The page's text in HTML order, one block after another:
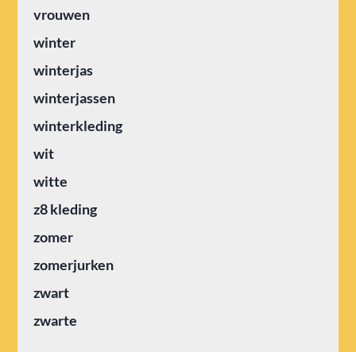
vrouwen
winter
winterjas
winterjassen
winterkleding
wit
witte
z8 kleding
zomer
zomerjurken
zwart
zwarte